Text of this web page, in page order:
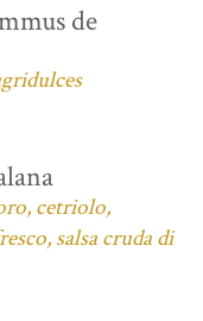
de
cetriolo,
salsa cruda di